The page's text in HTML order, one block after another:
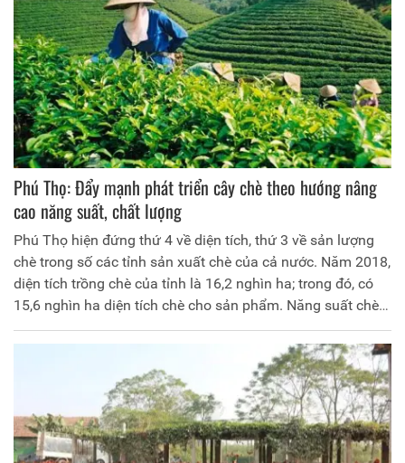
nông nghiệp ứng dụng CNC đã phát huy hiệu quả, góp
phần tăng thu nhập trên đơn vị diện tích canh tác.
Phú Thọ: Đẩy mạnh phát triển cây chè theo hướng nâng
cao năng suất, chất lượng
Phú Thọ hiện đứng thứ 4 về diện tích, thứ 3 về sản lượng
chè trong số các tỉnh sản xuất chè của cả nước. Năm 2018,
diện tích trồng chè của tỉnh là 16,2 nghìn ha; trong đó, có
15,6 nghìn ha diện tích chè cho sản phẩm. Năng suất chè
búp tươi bình quân trên diện tích cho sản phẩm đạt hơn
111 tạ/ha. Sản lượng chè búp tươi ước đạt gần 173 nghìn